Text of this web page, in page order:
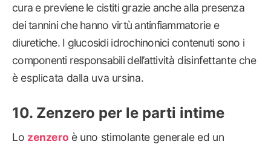
cura e previene le cistiti grazie anche alla presenza
dei tannini che hanno virtù antinfiammatorie e
diuretiche. I glucosidi idrochinonici contenuti sono i
componenti responsabili dell’attività disinfettante che
è esplicata dalla uva ursina.
Zenzero per le parti intime
Lo zenzero è uno stimolante generale ed un